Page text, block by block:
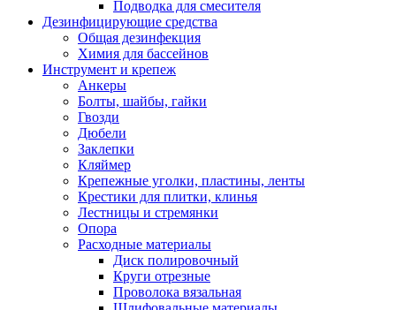
Подводка для смесителя
Дезинфицирующие средства
Общая дезинфекция
Химия для бассейнов
Инструмент и крепеж
Анкеры
Болты, шайбы, гайки
Гвозди
Дюбели
Заклепки
Кляймер
Крепежные уголки, пластины, ленты
Крестики для плитки, клинья
Лестницы и стремянки
Опора
Расходные материалы
Диск полировочный
Круги отрезные
Проволока вязальная